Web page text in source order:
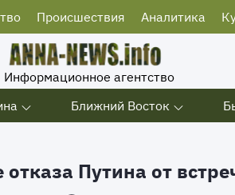
Происшествия Аналитика
Информационное агентство
Ближний Восток
Путина от